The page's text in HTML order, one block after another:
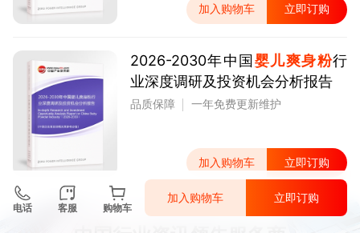
加入购物车 立即订购
2026-2030年中国婴儿爽身粉行
业深度调研及投资机会分析报告
品质保障 一年免费更新维护
加入购物车 立即订购
电话 客服 购物车
加入购物车 立即订购